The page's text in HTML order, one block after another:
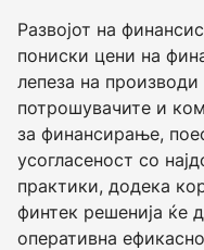
Развојот на
пониски цени на
лепеза на
потрошувачите и
за финансирање,
усогласеност со
практики, додека
финтек решенија ќе
оперативна